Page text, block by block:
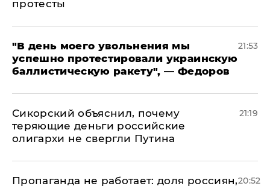
протесты
​"В день моего увольнения мы
успешно протестировали украинскую
баллистическую ракету", — Федоров
21:53
Сикорский объяснил, почему
теряющие деньги российские
олигархи не свергли Путина
21:19
​Пропаганда не работает: доля россиян,20:52